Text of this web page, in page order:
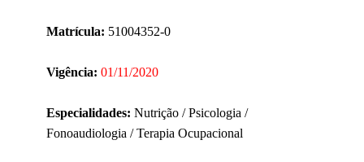
Matrícula: 51004352-0
Vigência: 01/11/2020
Especialidades: Nutrição / Psicologia /
Fonoaudiologia / Terapia Ocupacional